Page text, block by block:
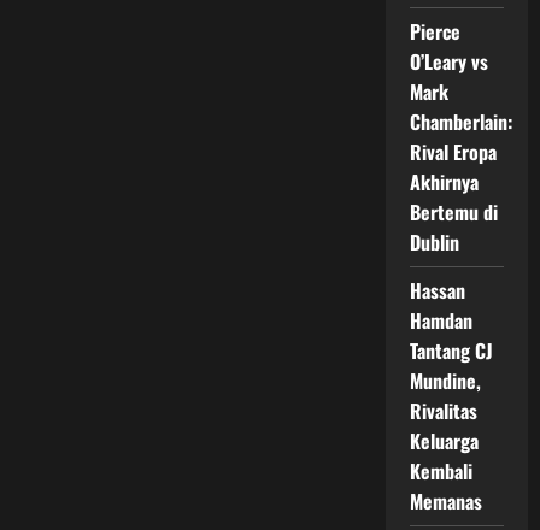
Pierce
O’Leary vs
Mark
Chamberlain:
Rival Eropa
Akhirnya
Bertemu di
Dublin
Hassan
Hamdan
Tantang CJ
Mundine,
Rivalitas
Keluarga
Kembali
Memanas